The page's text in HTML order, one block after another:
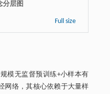
分层图
Full size
模无监督预训练+小样本有
网络，其核心依赖于大量样